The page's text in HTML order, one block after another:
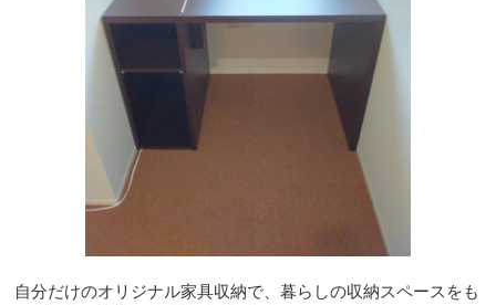
自分だけのオリジナル家具収納で、暮らしの収納スペースをも